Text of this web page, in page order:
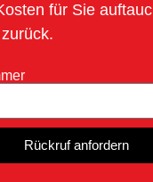
für Sie
Rückruf anfordern